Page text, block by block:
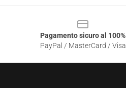
Pagamento sicuro al 100%
PayPal / MasterCard / Visa